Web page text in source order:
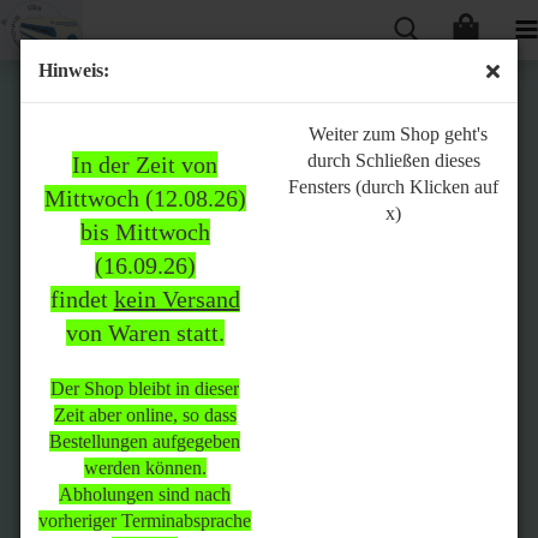
Hinweis:
In der Zeit von
Mittwoch (12.08.26)
bis Mittwoch
(16.09.26)
findet kein Versand
von Waren statt.
Der Shop bleibt in dieser
Zeit aber online, so dass
Bestellungen aufgegeben
werden können.
Abholungen sind nach
vorheriger Terminabsprache
Weiter zum Shop geht's
durch Schließen dieses
Fensters (durch Klicken auf
x)
Bitte
beachten:
In der Zeit von Mittwoch
(12.08.26) bis Mittwoch
(16.09.26)
statt.
Der Shop bleibt in dieser Zeit
aber online, so dass
Bestellungen aufgegeben
werden können.